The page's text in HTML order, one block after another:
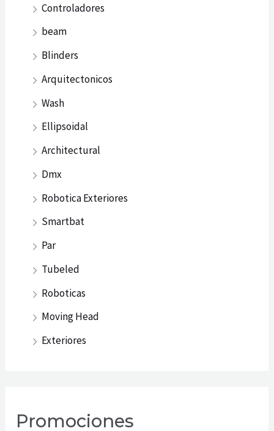
Controladores
beam
Blinders
Arquitectonicos
Wash
Ellipsoidal
Architectural
Dmx
Robotica Exteriores
Smartbat
Par
Tubeled
Roboticas
Moving Head
Exteriores
Promociones